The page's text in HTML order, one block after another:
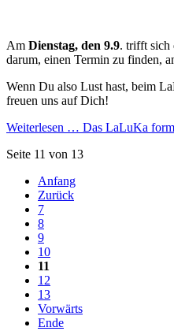
Am Dienstag, den 9.9. trifft sich
darum, einen Termin zu finden,
Wenn Du also Lust hast, beim
freuen uns auf Dich!
Weiterlesen … Das LaLuKa
Seite 11 von 13
Anfang
Zurück
7
8
9
10
11
12
13
Vorwärts
Ende